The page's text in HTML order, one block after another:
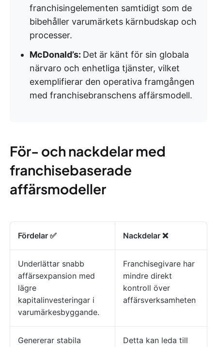
franchisingelementen samtidigt som de
bibehåller varumärkets kärnbudskap och
processer.
McDonald’s: Det är känt för sin globala
närvaro och enhetliga tjänster, vilket
exemplifierar den operativa framgången
med franchisebranschens affärsmodell.
För- och nackdelar med
franchisebaserade
affärsmodeller
Fördelar ✅ Nackdelar ❌
Underlättar snabb
affärsexpansion med
lägre
kapitalinvesteringar i
varumärkesbyggande.
Franchisegivare har
mindre direkt
kontroll över
affärsverksamheten
Genererar stabila
Detta kan leda till